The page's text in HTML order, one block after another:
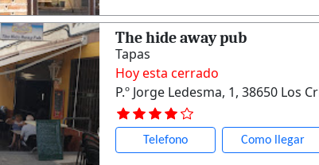
The hide away pub
Tapas
Hoy esta cerrado
P.º Jorge Ledesma, 1, 38650 Los
Telefono Como llegar